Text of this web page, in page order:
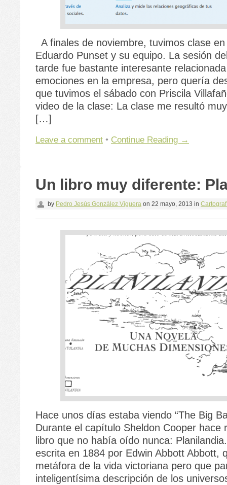
A finales de noviembre, tuvimos clase
Eduardo Punset y su equipo. La sesión
tarde fue bastante interesante
emociones en la empresa, pero quería
que tuvimos el sábado con Priscila
video de la clase: La clase me resultó
[…]
Leave a comment • Continue Reading →
Un libro muy diferente:
by Pedro Jesús González Viguera on 22 mayo, 2013 in
Hace unos días estaba viendo “The Big
Durante el capítulo Sheldon Cooper hace
libro que no había oído nunca:
escrita en 1884 por Edwin Abbott Abbott,
metáfora de la vida victoriana pero que
inteligentísima descripción de los